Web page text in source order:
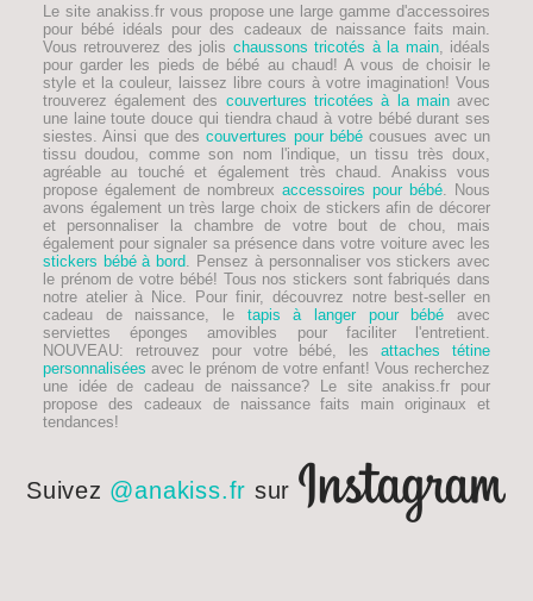
Le site anakiss.fr vous propose une large gamme d'accessoires
pour bébé idéals pour des cadeaux de naissance faits main
Vous retrouverez des jolis chaussons tricotés à la main, idéals
pour garder les pieds de bébé au chaud! A vous de choisir le
style et la couleur, laissez libre cours à votre imagination! Vous
trouverez également des couvertures tricotées à la mainavec
une laine toute douce qui tiendra chaud à votre bébé durant ses
siestes. Ainsi que descouvertures pour bébé cousues avec un
tissu doudou, comme son nom l'indique, un tissu très doux,
agréable au touché et également très chaud. Anakiss vous
propose également de nombreuxaccessoires pour bébé . Nous
avons également un très large choix de stickers afin de décorer
et personnaliser la chambre de votre bout de chou, mais
également pour signaler sa présence dans votre voiture avec les
stickers bébé à bord . Pensez à personnaliser vos stickers avec
le prénom de votre bébé! Tous nos stickers sont fabriqués dans
notre atelier à Nice. Pour finir, découvrez notre best-seller en
cadeau de naissance, le tapis à langer pour bébé avec
serviettes éponges amovibles pour faciliter l'entretient.
NOUVEAU: retrouvez pour votre bébé, lesattaches tétine
personnalisées avec le prénom de votre enfant! Vous recherchez
une idée de cadeau de naissance? Le site anakiss.fr pour
propose des cadeaux de naissance faits main originaux et
tendances!
Suivez @anakiss.fr sur